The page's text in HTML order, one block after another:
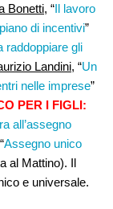
Bonetti, “Il lavoro
di incentivi”
raddoppiare gli
Landini, “Un
nelle imprese”
PER I FIGLI:
all’assegno
Assegno unico
al Mattino). Il
e universale.